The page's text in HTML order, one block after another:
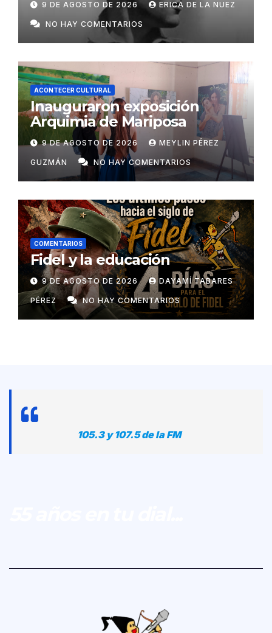
9 DE AGOSTO DE 2026 ERICA DE LA NUEZ
NO HAY COMENTARIOS
ACONTECER CULTURAL
Inauguraron exposición
Arquimia de Mariposa
9 DE AGOSTO DE 2026 MEYLIN PÉREZ
GUZMÁN NO HAY COMENTARIOS
COMENTARIOS
Fidel y la educación
9 DE AGOSTO DE 2026 DAYAMÍ TABARES
PÉREZ NO HAY COMENTARIOS
105.3 y 107.5 de la FM